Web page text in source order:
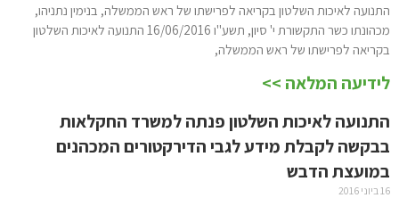
התנועה לאיכות השלטון בקריאה לפרישתו של ראש הממשלה, בנימין נתניהו,
מכהונתו כשר התקשורת י' סיון, תשע"ו 16/06/2016 התנועה לאיכות השלטון
בקריאה לפרישתו של ראש הממשלה,
לידיעה המלאה >>
התנועה לאיכות השלטון פנתה למשרד החקלאות
בבקשה לקבלת מידע לגבי הדירקטורים המכהנים
במועצת הדבש
16 ביוני 2016